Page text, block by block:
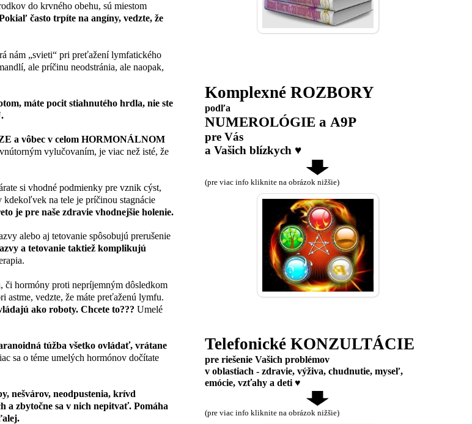
do krvného obehu, sú miestom
často trpíte na angíny, vedzte, že
nám „svieti“ pri preťažení lymfatického
ale príčinu neodstránia, ale naopak,
máte pocit stiahnutého hrdla, nie ste
a vôbec v celom HORMONÁLNOM
vylučovaním, je viac než isté, že
si vhodné podmienky pre vznik cýst,
na tele je príčinou stagnácie
je pre naše zdravie vhodnejšie holenie.
alebo aj tetovanie spôsobujú prerušenie
a tetovanie taktiež komplikujú
či hormóny proti nepríjemným dôsledkom
astme, vedzte, že máte preťaženú lymfu.
ako roboty. Chcete to???Umelé
túžba všetko ovládať, vrátane
sa o téme umelých hormónov dočítate
nešvárov, neodpustenia, krívd
a zbytočne sa v nich nepitvať. Pomáha
Komplexné ROZBORY
podľa
NUMEROLÓGIE a A9P
pre Vás
a Vašich blízkych ♥
(pre viac info kliknite na obrázok nižšie)
Telefonické KONZULTÁCIE
pre riešenie Vašich problémov
v oblastiach - zdravie, výživa, chudnutie, myseľ,
emócie, vzťahy a deti ♥
(pre viac info kliknite na obrázok nižšie)